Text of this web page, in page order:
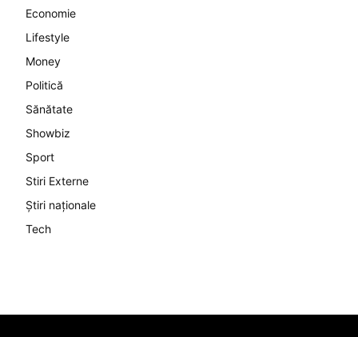
Economie
Lifestyle
Money
Politică
Sănătate
Showbiz
Sport
Stiri Externe
Știri naționale
Tech